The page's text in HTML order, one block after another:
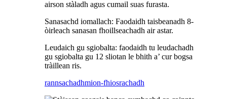
airson stàladh agus cumail suas furasta.
Sanasachd iomallach: Faodaidh taisbeanadh 8-
òirleach sanasan fhoillseachadh air astar.
Leudaich gu sgiobalta: faodaidh tu leudachadh
gu sgiobalta gu 12 sliotan le bhith a’ cur bogsa
tràillean ris.
rannsachadhmion-fhiosrachadh